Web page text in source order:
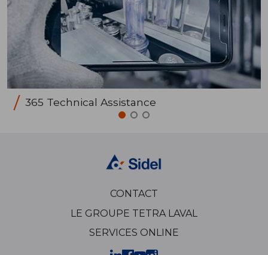
365 Technical Assistance
CONTACT
LE GROUPE TETRA LAVAL
SERVICES ONLINE